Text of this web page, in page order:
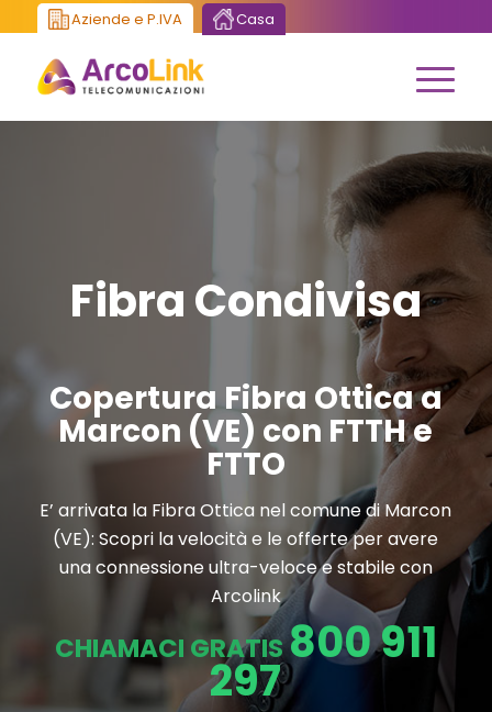
Aziende e P.IVA Casa
Fibra Condivisa
Copertura Fibra Ottica a
Marcon (VE) con FTTH e
FTTO
E’ arrivata la Fibra Ottica nel comune di Marcon
(VE): Scopri la velocità e le offerte per avere
una connessione ultra-veloce e stabile con
Arcolink
CHIAMACI GRATIS800 911
297